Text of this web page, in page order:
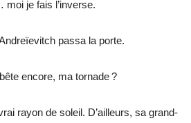
je fais l’inverse.
passa la porte.
encore, ma tornade ?
rayon de soleil. D’ailleurs, sa grand-